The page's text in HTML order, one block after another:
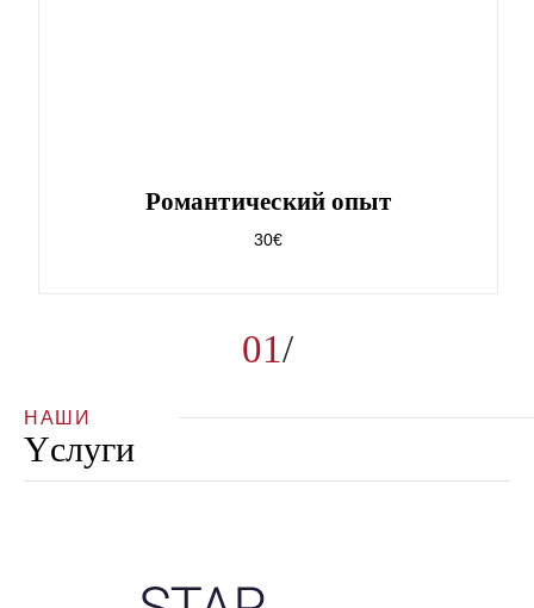
01
Pомантический опыт
30€
НАШИ
Yслуги